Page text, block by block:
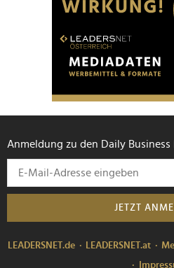
Anmeldung zu den Daily Business
JETZT
LEADERSNET.de LEADERSNET.at